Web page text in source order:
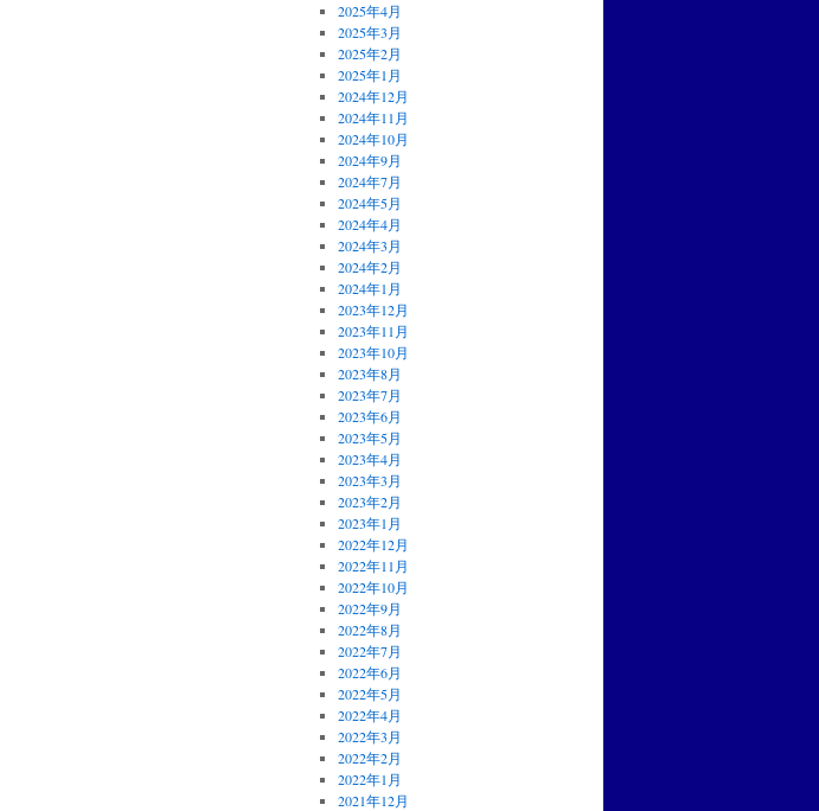
2025年4月
2025年3月
2025年2月
2025年1月
2024年12月
2024年11月
2024年10月
2024年9月
2024年7月
2024年5月
2024年4月
2024年3月
2024年2月
2024年1月
2023年12月
2023年11月
2023年10月
2023年8月
2023年7月
2023年6月
2023年5月
2023年4月
2023年3月
2023年2月
2023年1月
2022年12月
2022年11月
2022年10月
2022年9月
2022年8月
2022年7月
2022年6月
2022年5月
2022年4月
2022年3月
2022年2月
2022年1月
2021年12月